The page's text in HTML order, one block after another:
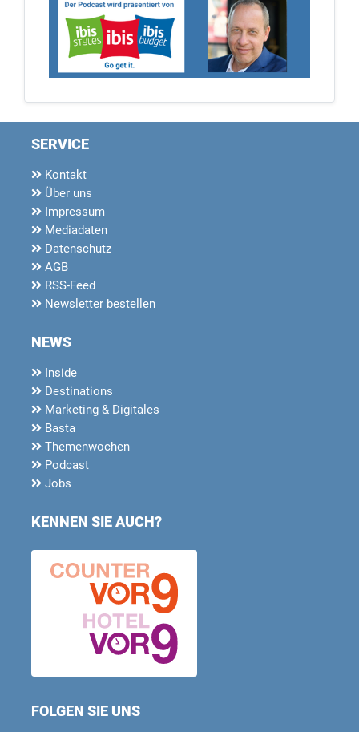
SERVICE
Kontakt
Über uns
Impressum
Mediadaten
Datenschutz
AGB
RSS-Feed
Newsletter bestellen
NEWS
Inside
Destinations
Marketing & Digitales
Basta
Themenwochen
Podcast
Jobs
KENNEN SIE AUCH?
FOLGEN SIE UNS